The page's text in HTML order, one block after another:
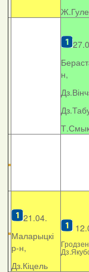
н,
21.04.
Маларыцкі
р-н,
Дз.Кіцель